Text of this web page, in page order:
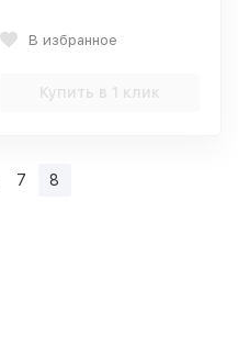
В избранное
Купить в 1 клик
7 8